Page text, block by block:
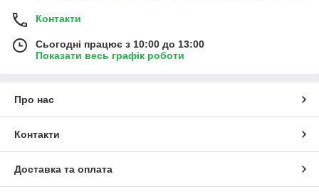
Контакти
Сьогодні працює з 10:00 до 13:00
Показати весь графік роботи
Про нас
Контакти
Доставка та оплата